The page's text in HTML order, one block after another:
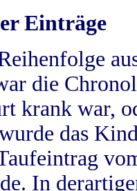
Einträge
die
krank war,
das
In